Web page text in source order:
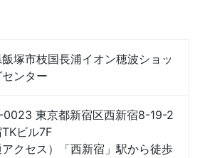
塚市枝国長浦イオン穂波ショッ
センター
0023 東京都新宿区西新宿8-19-2
ビル7F
アクセス）「西新宿」駅から徒歩